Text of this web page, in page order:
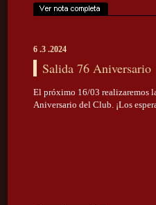
6 .3 .2024
Salida 76 Aniversario
El próximo 16/03 realizaremos
Aniversario del Club. ¡Los